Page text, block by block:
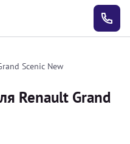
Scenic New
Renault Grand